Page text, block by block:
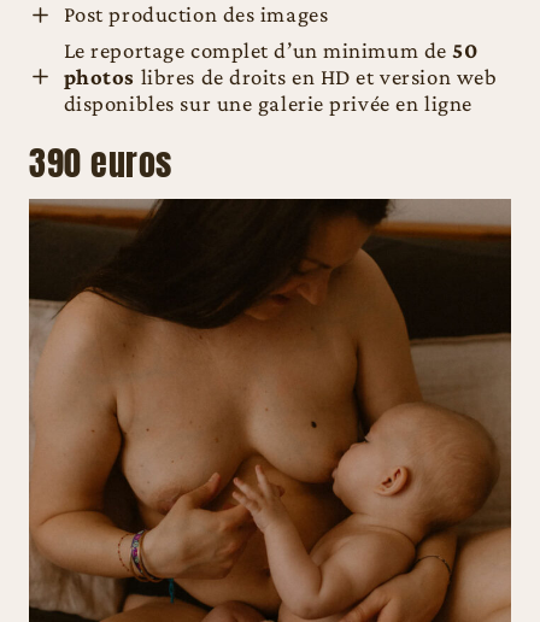
Post production des images
Le reportage complet d’un minimum de 50
photos libres de droits en HD et version web
disponibles sur une galerie privée en ligne
390 euros